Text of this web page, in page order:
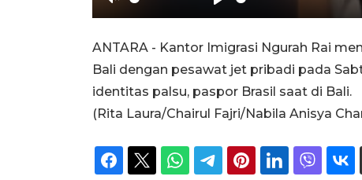
Unmute Play
ANTARA - Kantor Imigrasi Ngurah Rai
Bali dengan pesawat jet pribadi pada
identitas palsu, paspor Brasil saat di Bali.
(Rita Laura/Chairul Fajri/Nabila Anisya